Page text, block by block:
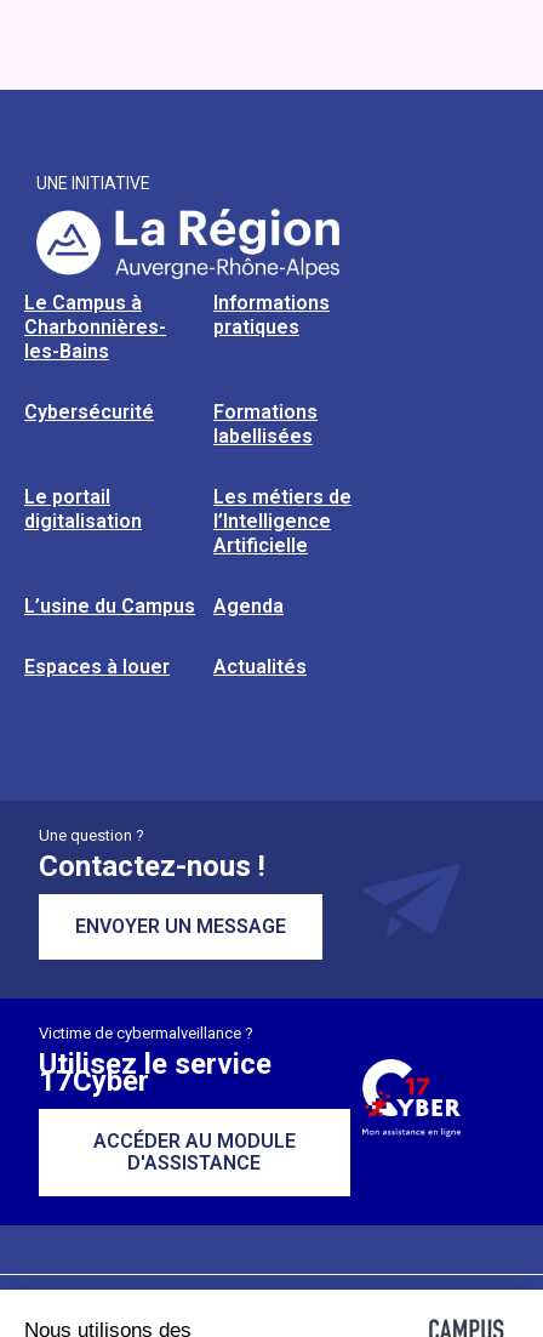
UNE INITIATIVE
Le Campus à
Charbonnières-
les-Bains
Informations
pratiques
Cybersécurité
Formations
labellisées
Le portail
digitalisation
Les métiers de
l’Intelligence
Artificielle
L’usine du Campus Agenda
Espaces à louer Actualités
Une question ?
Contactez-nous !
ENVOYER UN MESSAGE
Victime de cybermalveillance ?
Utilisez le service
17Cyber
ACCÉDER AU MODULE
D'ASSISTANCE
Nous utilisons des